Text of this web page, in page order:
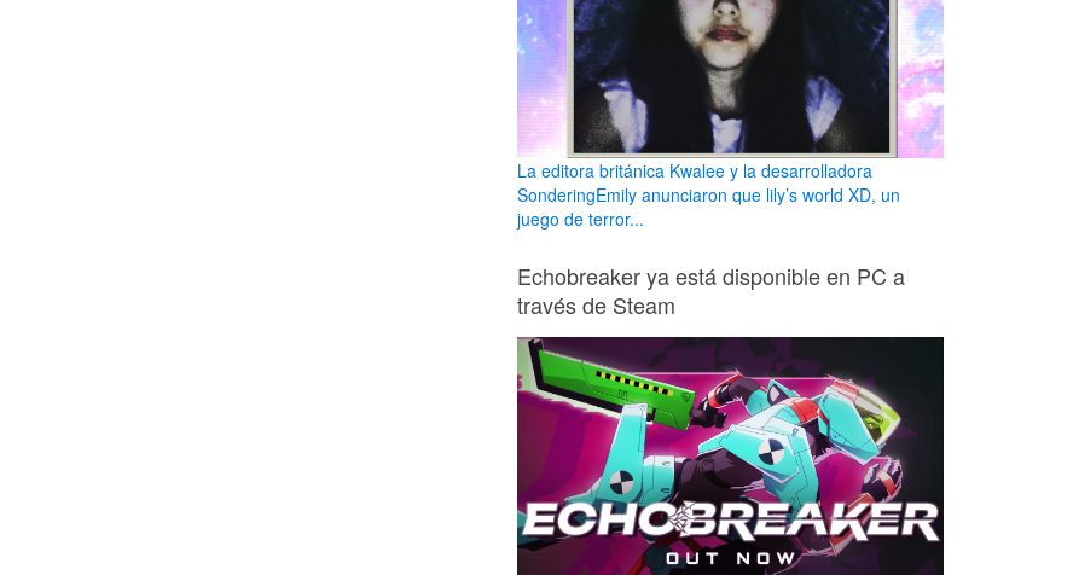
La editora británica Kwalee y la desarrolladora
SonderingEmily anunciaron que lily’s world XD, un
juego de terror...
Echobreaker ya está disponible en PC a
través de Steam